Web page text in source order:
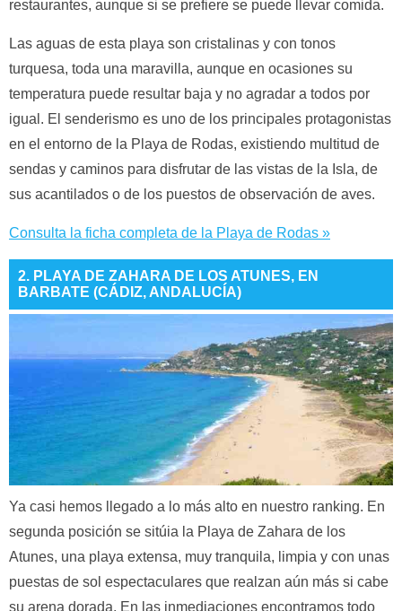
restaurantes, aunque si se prefiere se puede llevar comida.
Las aguas de esta playa son cristalinas y con tonos
turquesa, toda una maravilla, aunque en ocasiones su
temperatura puede resultar baja y no agradar a todos por
igual. El senderismo es uno de los principales protagonistas
en el entorno de la Playa de Rodas, existiendo multitud de
sendas y caminos para disfrutar de las vistas de la Isla, de
sus acantilados o de los puestos de observación de aves.
Consulta la ficha completa de la Playa de Rodas »
2. PLAYA DE ZAHARA DE LOS ATUNES, EN
BARBATE (CÁDIZ, ANDALUCÍA)
Ya casi hemos llegado a lo más alto en nuestro ranking. En
segunda posición se sitúia la Playa de Zahara de los
Atunes, una playa extensa, muy tranquila, limpia y con unas
puestas de sol espectaculares que realzan aún más si cabe
su arena dorada. En las inmediaciones encontramos todo